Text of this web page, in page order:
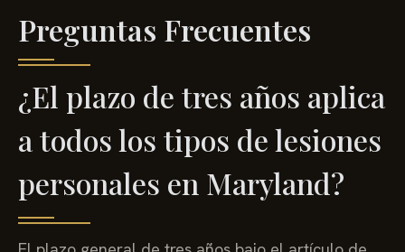
Preguntas Frecuentes
¿El plazo de tres años aplica
a todos los tipos de lesiones
personales en Maryland?
El plazo general de tres años bajo el artículo de